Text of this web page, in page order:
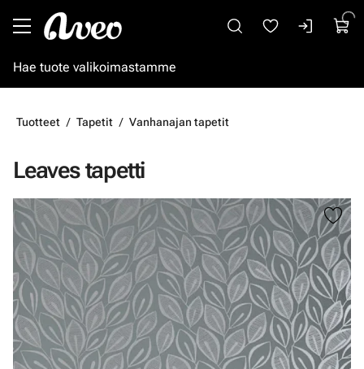
Tuotteet Tapetit Vanhanajan tapetit
Leaves tapetti
Ohita kuvat